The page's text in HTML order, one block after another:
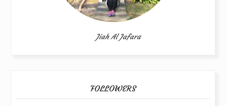
Jiah Al Jafara
FOLLOWERS